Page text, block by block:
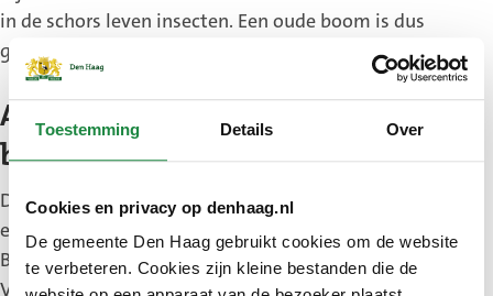
Toestemming Details Over
Cookies en privacy op denhaag.nl
De gemeente Den Haag gebruikt cookies om de website
te verbeteren. Cookies zijn kleine bestanden die de
in de schors leven insecten. Een oude boom is dus
goed voor de natuur en de dieren in de stad.
Adviesraad monumentale
bomen
De Adviesraad Monumentale Bomen bestaat uit
een vertegenwoordiger van de Landelijke
Bomenstichting, leden van de Algemene
Vereniging voor Natuurbescherming voor Den